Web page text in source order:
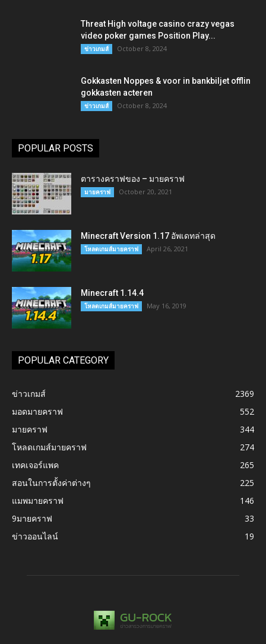
Threat High voltage casino crazy vegas
video poker games Position Play...
ข่าวเกมส์ October 8, 2024
Gokkasten Noppes & voor in bankbiljet offlin
gokkasten acteren
ข่าวเกมส์ October 8, 2024
POPULAR POSTS
ตารางคราฟของ – มายคราฟ
มายคราฟ October 20, 2021
Minecraft Version 1.17 อัพเดทล่าสุด
โหลดเกมส์มายคราฟ April 26, 2021
Minecraft 1.14.4
โหลดเกมส์มายคราฟ May 16, 2019
POPULAR CATEGORY
ข่าวเกมส์
2369
มอดมายคราฟ
552
มายคราฟ
344
โหลดเกมส์มายคราฟ
274
เทคเจอร์แพค
265
สอนในการตั้งค่าต่างๆ
225
แมพมายคราฟ
146
9มายคราฟ
33
ข่าวออนไลน์
19